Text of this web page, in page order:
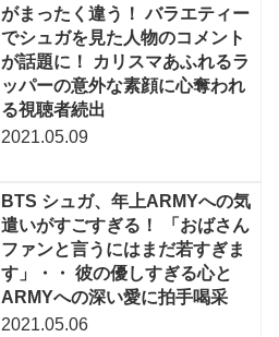
がまったく違う！ バラエティー
でシュガを見た人物のコメント
が話題に！ カリスマあふれるラ
ッパーの意外な素顔に心奪われ
る視聴者続出
2021.05.09
BTS シュガ、年上ARMYへの気
遣いがすごすぎる！ 「おばさん
ファンと言うにはまだ若すぎま
す」・・ 彼の優しすぎる心と
ARMYへの深い愛に拍手喝采
2021.05.06